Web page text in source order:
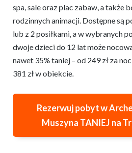
spa, sale oraz plac zabaw, a także
rodzinnych animacji. Dostępne są
lub z 2 posiłkami, a w wybranych
dwoje dzieci do 12 lat może
nawet 35% taniej – od 249 zł za
381 zł w obiekcie.
Rezerwuj pobyt w
Muszyna TANIEJ na